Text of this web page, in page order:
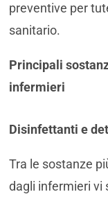
preventive per
sanitario.
Principali
infermieri
Disinfettanti e
Tra le sostanze
dagli infermieri vi